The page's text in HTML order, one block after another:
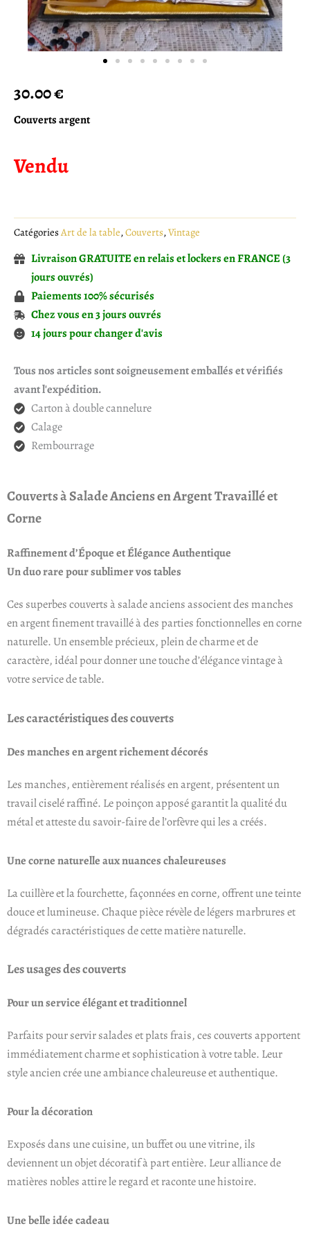
30.00€
Couverts argent
Vendu
CatégoriesArt de la table,Couverts,Vintage
Livraison GRATUITE en relais et lockers en FRANCE (3
jours ouvrés)
Paiements 100% sécurisés
Chez vous en 3 jours ouvrés
14 jours pour changer d'avis
Tous nos articles sont soigneusement emballés et vérifiés
avant l'expédition.
Carton à double cannelure
Calage
Rembourrage
Couverts à Salade Anciens en Argent Travaillé et
Corne
Raffinement d’Époque et Élégance Authentique
Un duo rare pour sublimer vos tables
Ces superbes couverts à salade anciens associent des manches
en argent finement travaillé à des parties fonctionnelles en corne
naturelle. Un ensemble précieux, plein de charme et de
caractère, idéal pour donner une touche d’élégance vintage à
votre service de table.
Les caractéristiques des couverts
Des manches en argent richement décorés
Les manches, entièrement réalisés en argent, présentent un
travail ciselé raffiné. Le poinçon apposé garantit la qualité du
métal et atteste du savoir-faire de l’orfèvre qui les a créés.
Une corne naturelle aux nuances chaleureuses
La cuillère et la fourchette, façonnées en corne, offrent une teinte
douce et lumineuse. Chaque pièce révèle de légers marbrures et
dégradés caractéristiques de cette matière naturelle.
Les usages des couverts
Pour un service élégant et traditionnel
Parfaits pour servir salades et plats frais, ces couverts apportent
immédiatement charme et sophistication à votre table. Leur
style ancien crée une ambiance chaleureuse et authentique.
Pour la décoration
Exposés dans une cuisine, un buffet ou une vitrine, ils
deviennent un objet décoratif à part entière. Leur alliance de
matières nobles attire le regard et raconte une histoire.
Une belle idée cadeau